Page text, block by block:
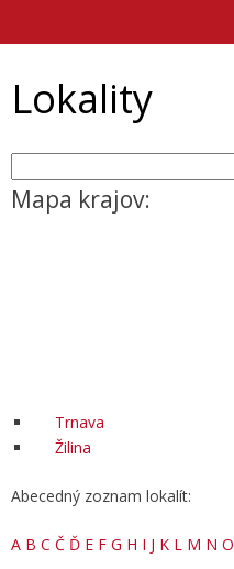
Lokality
Mapa krajov:
Trnava
Žilina
Abecedný zoznam lokalít:
A B C Č Ď E F G H I J K L M N O